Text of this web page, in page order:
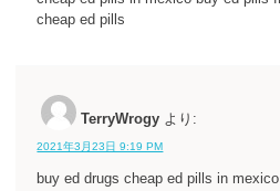
cheap ed pills
TerryWrogy より:
2021年3月23日 9:19 PM
buy ed drugs cheap ed pills in mexico